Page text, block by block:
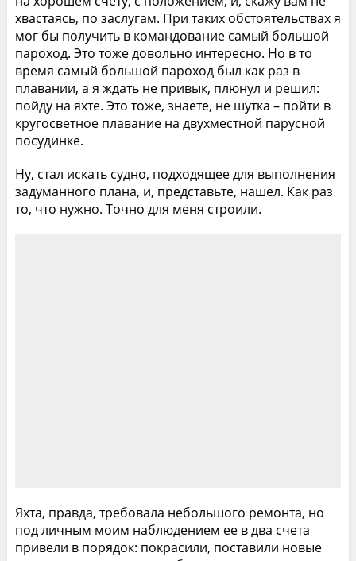
хвастаясь, по заслугам. При таких обстоятельствах я
мог бы получить в командование самый большой
пароход. Это тоже довольно интересно. Но в то
время самый большой пароход был как раз в
плавании, а я ждать не привык, плюнул и решил:
пойду на яхте. Это тоже, знаете, не шутка – пойти в
кругосветное плавание на двухместной парусной
посудинке.
Ну, стал искать судно, подходящее для выполнения
задуманного плана, и, представьте, нашел. Как раз
то, что нужно. Точно для меня строили.
Яхта, правда, требовала небольшого ремонта, но
под личным моим наблюдением ее в два счета
привели в порядок: покрасили, поставили новые